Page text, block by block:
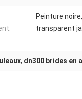
Peinture
transparent
, dn300 brides en